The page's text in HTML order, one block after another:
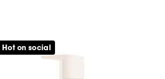
Hot on social